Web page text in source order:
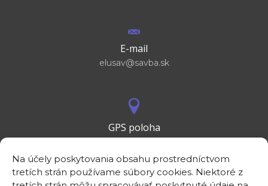
Na účely poskytovania obsahu prostredníctvom
tretích strán používame súbory cookies. Niektoré z
E-mail
elusav@savba.sk
GPS poloha